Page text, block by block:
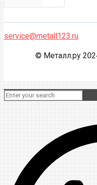
service@metall123.ru
© Металл.ру